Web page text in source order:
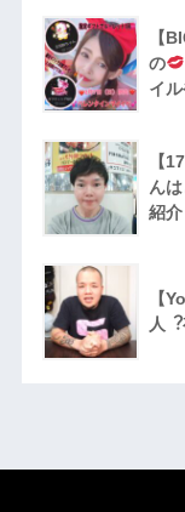
【
の
イ
【
ん
紹介
【
⼈